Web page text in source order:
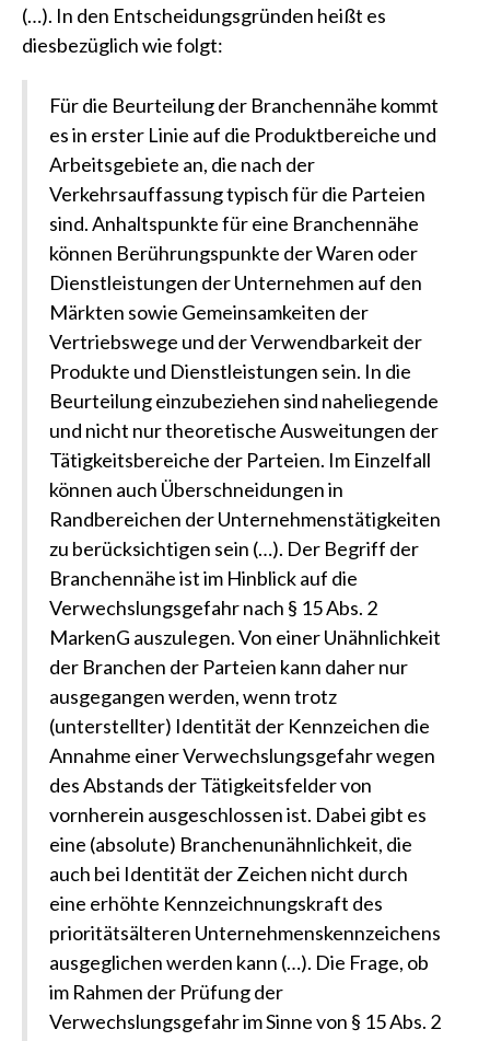
(…). In den Entscheidungsgründen heißt es
diesbezüglich wie folgt:
Für die Beurteilung der Branchennähe kommt
es in erster Linie auf die Produktbereiche und
Arbeitsgebiete an, die nach der
Verkehrsauffassung typisch für die Parteien
sind. Anhaltspunkte für eine Branchennähe
können Berührungspunkte der Waren oder
Dienstleistungen der Unternehmen auf den
Märkten sowie Gemeinsamkeiten der
Vertriebswege und der Verwendbarkeit der
Produkte und Dienstleistungen sein. In die
Beurteilung einzubeziehen sind naheliegende
und nicht nur theoretische Ausweitungen der
Tätigkeitsbereiche der Parteien. Im Einzelfall
können auch Überschneidungen in
Randbereichen der Unternehmenstätigkeiten
zu berücksichtigen sein (…). Der Begriff der
Branchennähe ist im Hinblick auf die
Verwechslungsgefahr nach § 15 Abs. 2
MarkenG auszulegen. Von einer Unähnlichkeit
der Branchen der Parteien kann daher nur
ausgegangen werden, wenn trotz
(unterstellter) Identität der Kennzeichen die
Annahme einer Verwechslungsgefahr wegen
des Abstands der Tätigkeitsfelder von
vornherein ausgeschlossen ist. Dabei gibt es
eine (absolute) Branchenunähnlichkeit, die
auch bei Identität der Zeichen nicht durch
eine erhöhte Kennzeichnungskraft des
prioritätsälteren Unternehmenskennzeichens
ausgeglichen werden kann (…). Die Frage, ob
im Rahmen der Prüfung der
Verwechslungsgefahr im Sinne von § 15 Abs. 2